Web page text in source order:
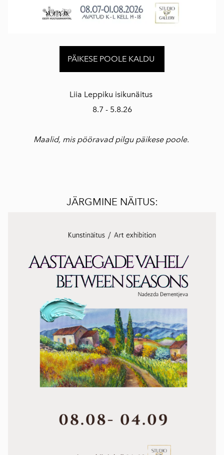
PÄIKESE POOLE KALDU
Liia Leppiku isikunäitus
8.7 - 5.8.26
Maalid, mis pööravad pilgu päikese poole.
JÄRGMINE NÄITUS: